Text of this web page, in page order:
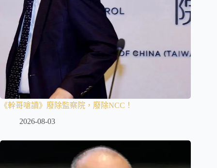
《幹哥嗆讀》廢除監察院，廢除NCC！
2026-08-03